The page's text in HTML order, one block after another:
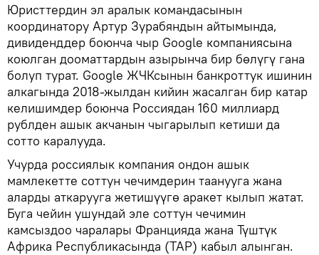
Юристтердин эл аралык командасынын
координатору Артур Зурабяндын айтымында,
дивиденддер боюнча чыр Google компаниясына
коюлган дооматтардын азырынча бир бөлүгү гана
болуп турат. Google ЖЧКсынын банкроттук ишинин
алкагында 2018-жылдан кийин жасалган бир катар
келишимдер боюнча Россиядан 160 миллиард
рублден ашык акчанын чыгарылып кетиши да
сотто каралууда.
Учурда россиялык компания ондон ашык
мамлекетте соттун чечимдерин таанууга жана
аларды аткарууга жетишүүгө аракет кылып жатат.
Буга чейин ушундай эле соттун чечимин
камсыздоо чаралары Францияда жана Түштүк
Африка Республикасында (ТАР) кабыл алынган.